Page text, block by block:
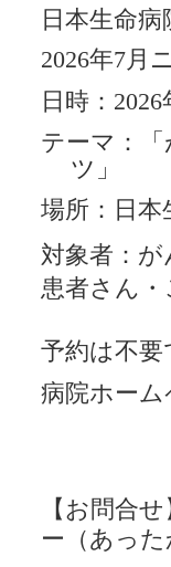
日本生命病
2026年7月
日時： 2026
テーマ：「
ツ 」
場所：日
対象者：
患者さん
予約は不
病院ホー
【お問合せ
ー（あっ